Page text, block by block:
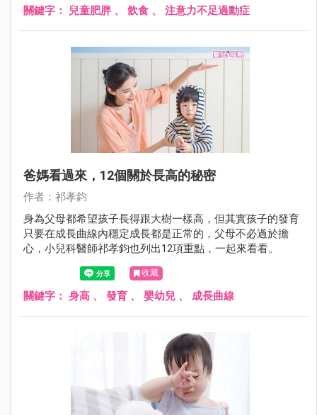
教育部學童體位資料顯示，國小學童肥胖比率也高達 14.6% (
關鍵字： 兒童肥胖、 飲食 、 注意力不足過動症
爸媽看過來，12個關於長高的秘密
作者：祁孝鈞
身為父母都希望孩子長得跟大樹一樣高，但其實孩子的發育
只要在成長曲線內穩定成長都是正常的，父母不必過於擔
心，小兒科醫師祁孝鈞也列出12項重點，一起來看看。
收藏
關鍵字： 身高 、 發育 、 嬰幼兒 、 成長曲線